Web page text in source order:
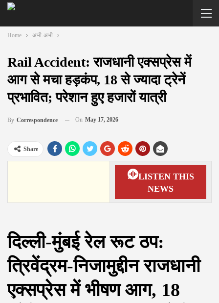
Home अभी-अभी
Rail Accident: राजधानी एक्सप्रेस में
आग से मचा हड़कंप, 18 से ज्यादा ट्रेनें
प्रभावित; परेशान हुए हजारों यात्री
By Correspondence On May 17, 2026
Share
LISTEN THIS
NEWS
दिल्ली-मुंबई रेल रूट ठप:
त्रिवेंद्रम-निजामुद्दीन राजधानी
एक्सप्रेस में भीषण आग, 18